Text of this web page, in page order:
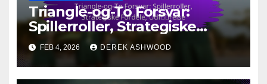
Triangle-og-To Forsvar:
Spillerroller, Strategiske
Fordele, Udførelse
FEB 4, 2026 DEREK ASHWOOD